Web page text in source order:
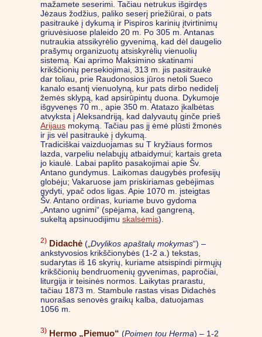
mažamete seserimi. Tačiau netrukus išgirdęs
Jėzaus žodžius, paliko seserį priežiūrai, o pats
pasitraukė į dykumą ir Pispiros karinių įtvirtinimų
griuvėsiuose plaleido 20 m. Po 305 m. Antanas
nutraukia atssikyrėlio gyvenimą, kad dėl daugelio
prašymų organizuotų atsiskyrėlių vienuolių
sistemą. Kai aprimo Maksimino skatinami
krikščionių persekiojimai, 313 m. jis pasitraukė
dar toliau, prie Raudonosios jūros netoli Sueco
kanalo esantį vienuolyną, kur pats dirbo nedidelį
žemės sklypą, kad apsirūpintų duona. Dykumoje
išgyvenęs 70 m., apie 350 m. Atatazo įkalbėtas
atvyksta į Aleksandriją, kad dalyvautų ginče prieš
Arijaus mokymą. Tačiau pas jį ėmė plūsti žmonės
ir jis vėl pasitraukė į dykumą.
Tradiciškai vaizduojamas su T kryžiaus formos
lazda, varpeliu nelabųjų atbaidymui; kartais greta
jo kiaulė. Labai paplito pasakojimai apie Šv.
Antano gundymus. Laikomas daugybės profesijų
globėju; Vakaruose jam priskiriamas gebėjimas
gydyti, ypač odos ligas. Apie 1070 m. įsteigtas
Šv. Antano ordinas, kuriame buvo gydoma
„Antano ugnimi“ (spėjama, kad gangreną,
sukeltą apsinuodijimu skalsėmis).
2) Didachė („ Dvylikos apaštalų mokymas“) –
ankstyvosios krikščionybės (1-2 a.) tekstas,
sudarytas iš 16 skyrių, kuriame atsispindi pirmųjų
krikščionių bendruomenių gyvenimas, papročiai,
liturgija ir teisinės normos. Laikytas prarastu,
tačiau 1873 m. Stambule rastas visas Didachės
nuorašas senovės graikų kalba, datuojamas
1056 m.
3) Hermo „Piemuo“ (Poimen tou Herma) – 1-2